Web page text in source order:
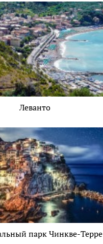
Леванто
парк Чинкве-Терре